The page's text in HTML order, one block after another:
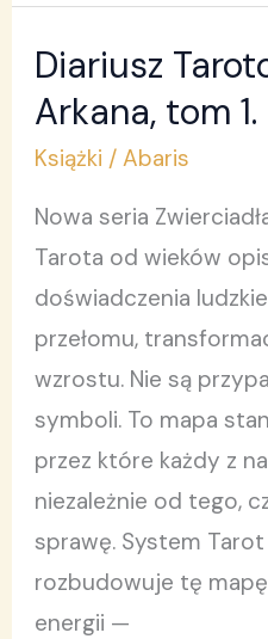
Diariusz
Arkana, tom 1.
Książki /Abaris
Nowa seria
Tarota od wieków
doświadczenia
przełomu,
wzrostu. Nie są
symboli. To mapa
przez które każdy z
niezależnie od tego,
sprawę. System Tarot
rozbudowuje tę
energii —
Diariusz
Tarotowy
tom
1.